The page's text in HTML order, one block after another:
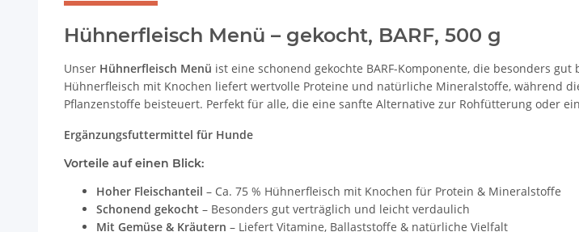
Hühnerfleisch Menü – gekocht, BARF, 500 g
Unser Hühnerfleisch Menü ist eine schonend gekochte BARF-Komponente, die besonders
Hühnerfleisch mit Knochen liefert wertvolle Proteine und natürliche Mineralstoffe, während
Pflanzenstoffe beisteuert. Perfekt für alle, die eine sanfte Alternative zur Rohfütterung oder
Ergänzungsfuttermittel für Hunde
Vorteile auf einen Blick:
Hoher Fleischanteil – Ca. 75 % Hühnerfleisch mit Knochen für Protein & Mineralstoffe
Schonend gekocht – Besonders gut verträglich und leicht verdaulich
Mit Gemüse & Kräutern – Liefert Vitamine, Ballaststoffe & natürliche Vielfalt